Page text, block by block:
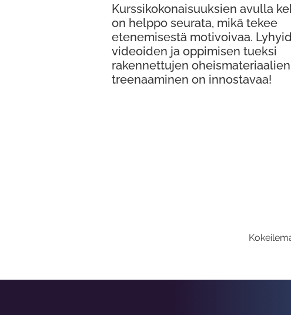
Kurssikokonaisuuksien avulla
on helppo seurata, mikä tekee
etenemisestä motivoivaa.
videoiden ja oppimisen tueksi
rakennettujen
treenaaminen on innostavaa!